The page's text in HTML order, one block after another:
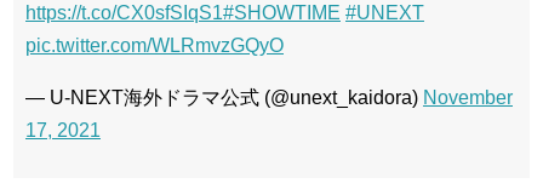
https://t.co/CX0sfSIqS1#SHOWTIME #UNEXT
pic.twitter.com/WLRmvzGQyO
— U-NEXT海外ドラマ公式 (@unext_kaidora) November
17, 2021